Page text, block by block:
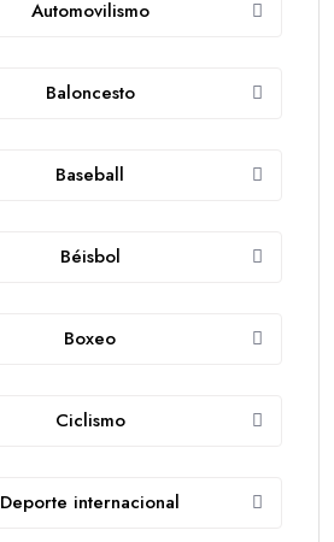
Automovilismo
Baloncesto
Baseball
Béisbol
Boxeo
Ciclismo
Deporte internacional